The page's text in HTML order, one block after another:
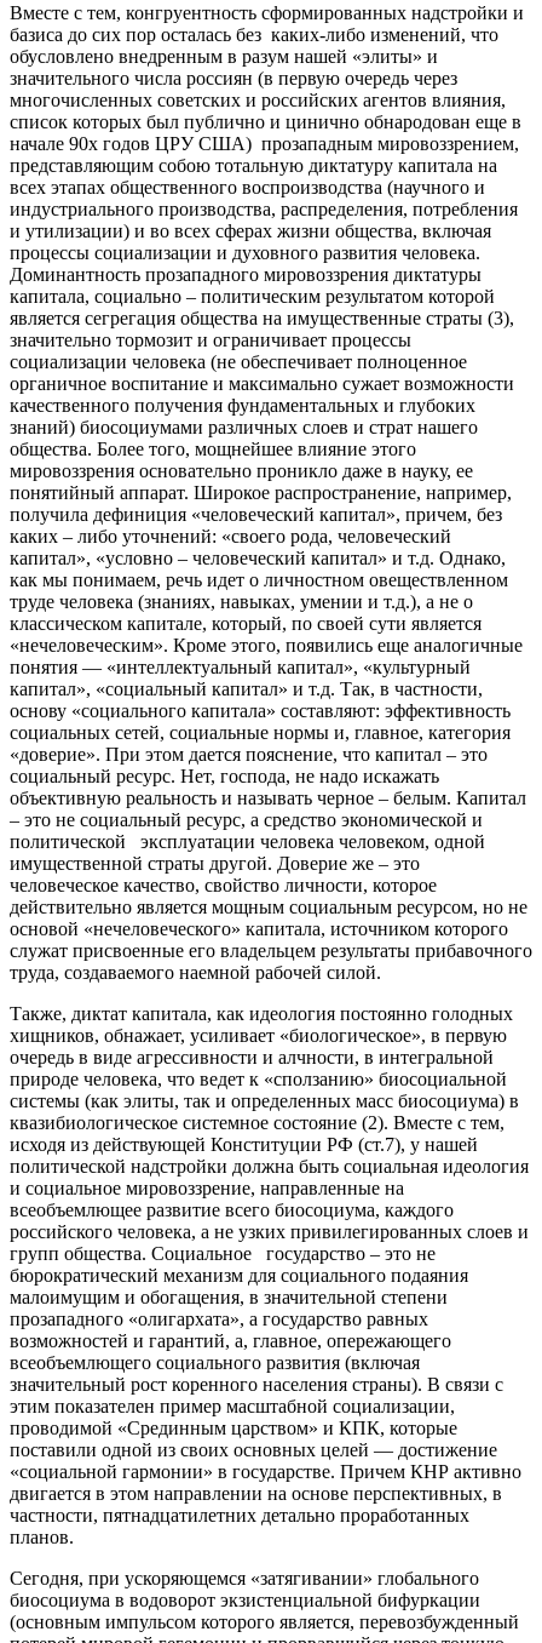
Вместе с тем, конгруентность сформированных надстройки и
базиса до сих пор осталась без каких-либо изменений, что
обусловлено внедренным в разум нашей «элиты» и
значительного числа россиян (в первую очередь через
многочисленных советских и российских агентов влияния,
список которых был публично и цинично обнародован еще в
начале 90х годов ЦРУ США) прозападным мировоззрением,
представляющим собою тотальную диктатуру капитала на
всех этапах общественного воспроизводства (научного и
индустриального производства, распределения, потребления
и утилизации) и во всех сферах жизни общества, включая
процессы социализации и духовного развития человека.
Доминантность прозападного мировоззрения диктатуры
капитала, социально – политическим результатом которой
является сегрегация общества на имущественные страты (3),
значительно тормозит и ограничивает процессы
социализации человека (не обеспечивает полноценное
органичное воспитание и максимально сужает возможности
качественного получения фундаментальных и глубоких
знаний) биосоциумами различных слоев и страт нашего
общества. Более того, мощнейшее влияние этого
мировоззрения основательно проникло даже в науку, ее
понятийный аппарат. Широкое распространение, например,
получила дефиниция «человеческий капитал», причем, без
каких – либо уточнений: «своего рода, человеческий
капитал», «условно – человеческий капитал» и т.д. Однако,
как мы понимаем, речь идет о личностном овеществленном
труде человека (знаниях, навыках, умении и т.д.), а не о
классическом капитале, который, по своей сути является
«нечеловеческим». Кроме этого, появились еще аналогичные
понятия — «интеллектуальный капитал», «культурный
капитал», «социальный капитал» и т.д. Так, в частности,
основу «социального капитала» составляют: эффективность
социальных сетей, социальные нормы и, главное, категория
«доверие». При этом дается пояснение, что капитал – это
социальный ресурс. Нет, господа, не надо искажать
объективную реальность и называть черное – белым. Капитал
– это не социальный ресурс, а средство экономической и
политической эксплуатации человека человеком, одной
имущественной страты другой. Доверие же – это
человеческое качество, свойство личности, которое
действительно является мощным социальным ресурсом, но не
основой «нечеловеческого» капитала, источником которого
служат присвоенные его владельцем результаты прибавочного
труда, создаваемого наемной рабочей силой.
Также, диктат капитала, как идеология постоянно голодных
хищников, обнажает, усиливает «биологическое», в первую
очередь в виде агрессивности и алчности, в интегральной
природе человека, что ведет к «сползанию» биосоциальной
системы (как элиты, так и определенных масс биосоциума) в
квазибиологическое системное состояние (2). Вместе с тем,
исходя из действующей Конституции РФ (ст.7), у нашей
политической надстройки должна быть социальная идеология
и социальное мировоззрение, направленные на
всеобъемлющее развитие всего биосоциума, каждого
российского человека, а не узких привилегированных слоев и
групп общества. Социальное государство – это не
бюрократический механизм для социального подаяния
малоимущим и обогащения, в значительной степени
прозападного «олигархата», а государство равных
возможностей и гарантий, а, главное, опережающего
всеобъемлющего социального развития (включая
значительный рост коренного населения страны). В связи с
этим показателен пример масштабной социализации,
проводимой «Срединным царством» и КПК, которые
поставили одной из своих основных целей — достижение
«социальной гармонии» в государстве. Причем КНР активно
двигается в этом направлении на основе перспективных, в
частности, пятнадцатилетних детально проработанных
планов.
Сегодня, при ускоряющемся «затягивании» глобального
биосоциума в водоворот экзистенциальной бифуркации
(основным импульсом которого является, перевозбужденный